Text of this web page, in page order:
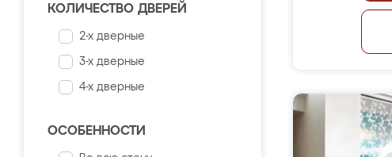
КОЛИЧЕСТВО ДВЕРЕЙ
2-х дверные
3-х дверные
4-х дверные
ОСОБЕННОСТИ